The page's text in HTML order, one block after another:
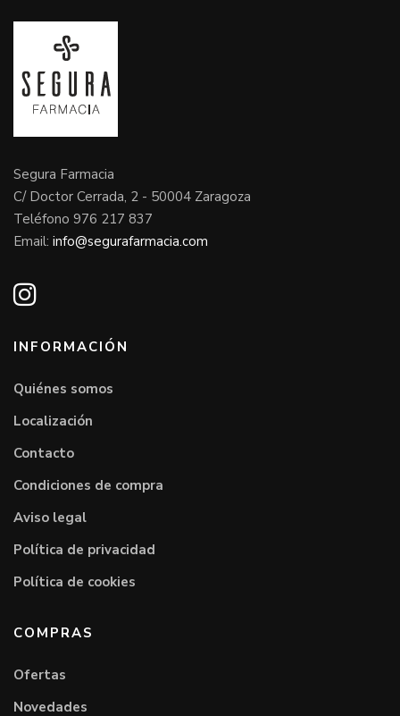
Segura Farmacia
C/ Doctor Cerrada, 2 - 50004 Zaragoza
Teléfono 976 217 837
Email: info@segurafarmacia.com
INFORMACIÓN
Quiénes somos
Localización
Contacto
Condiciones de compra
Aviso legal
Política de privacidad
Política de cookies
COMPRAS
Ofertas
Novedades